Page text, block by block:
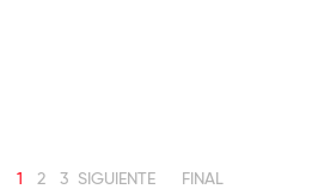
1 2 3 SIGUIENTE FINAL